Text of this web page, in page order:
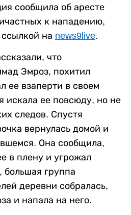
сообщила об аресте
к нападению,
ссылкой на news9live.
что
Эмроз, похитил
ее взаперти в своем
искала ее повсюду, но не
следов. Спустя
вернулась домой и
Она сообщила,
в плену и угрожал
большая группа
деревни собралась,
и напала на него.